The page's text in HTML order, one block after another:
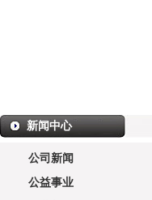
新闻中心
公司新闻
公益事业